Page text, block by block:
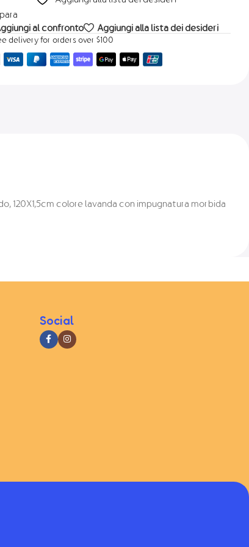
al confronto
Aggiungi alla lista dei desideri
delivery for orders over $100
120X1,5cm colore lavanda con impugnatura morbida
Social